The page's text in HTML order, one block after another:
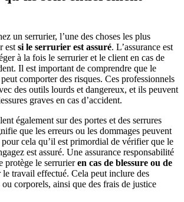
un serrurier, l’une des choses les plus
estsi le serrurier est assuré. L’assurance est
à la fois le serrurier et le client en cas de
Il est important de comprendre que le
comporter des risques. Ces professionnels
des outils lourds et dangereux, et ils peuvent
graves en cas d’accident.
également sur des portes et des serrures
que les erreurs ou les dommages peuvent
pour cela qu’il est primordial de vérifier que le
est assuré. Une assurance responsabilité
protège le serrurieren cas de blessure ou de
le travail effectué. Cela peut inclure des
corporels, ainsi que des frais de justice